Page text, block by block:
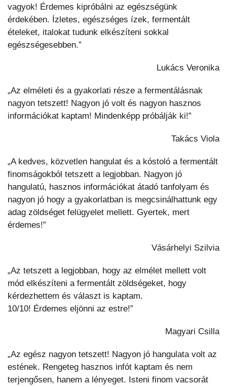
vagyok! Érdemes kipróbálni az egészségünk
érdekében. Ízletes, egészséges ízek, fermentált
ételeket, italokat tudunk elkészíteni sokkal
egészségesebben.”
Lukács Veronika
„Az elméleti és a gyakorlati része a fermentálásnak
nagyon tetszett! Nagyon jó volt és nagyon hasznos
információkat kaptam! Mindenképp próbálják ki!”
Takács Viola
„A kedves, közvetlen hangulat és a kóstoló a fermentált
finomságokból tetszett a legjobban. Nagyon jó
hangulatú, hasznos információkat átadó tanfolyam és
nagyon jó hogy a gyakorlatban is megcsinálhattunk egy
adag zöldséget felügyelet mellett. Gyertek, mert
érdemes!”
Vásárhelyi Szilvia
„Az tetszett a legjobban, hogy az elmélet mellett volt
mód elkészíteni a fermentált zöldségeket, hogy
kérdezhettem és választ is kaptam.
10/10! Érdemes eljönni az estre!”
Magyari Csilla
„Az egész nagyon tetszett! Nagyon jó hangulata volt az
estének. Rengeteg hasznos infót kaptam és nem
terjengősen, hanem a lényeget. Isteni finom vacsorát